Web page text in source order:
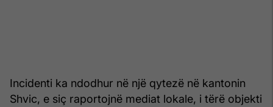
Incidenti ka ndodhur në një qytezë në kantonin
Shvic, e siç raportojnë mediat lokale, i tërë objekti